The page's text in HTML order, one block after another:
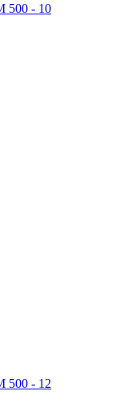
500 - 10
500 - 12